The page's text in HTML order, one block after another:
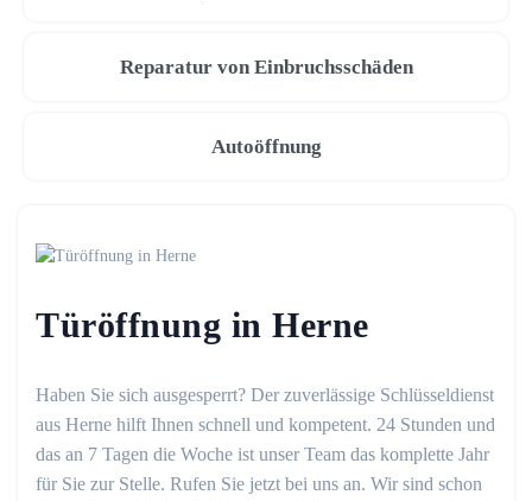
Reparatur von Einbruchsschäden
Autoöffnung
Türöffnung in Herne
Haben Sie sich ausgesperrt? Der zuverlässige Schlüsseldienst
aus Herne hilft Ihnen schnell und kompetent. 24 Stunden und
das an 7 Tagen die Woche ist unser Team das komplette Jahr
für Sie zur Stelle. Rufen Sie jetzt bei uns an. Wir sind schon